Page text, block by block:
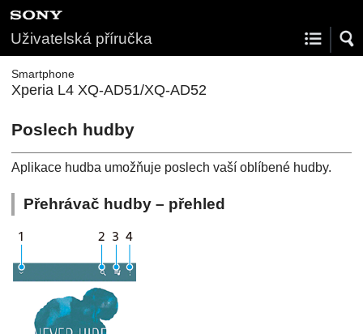
Uživatelská příručka
Smartphone
Xperia L4 XQ-AD51/XQ-AD52
Poslech hudby
Aplikace hudba umožňuje poslech vaší oblíbené hudby.
Přehrávač hudby – přehled